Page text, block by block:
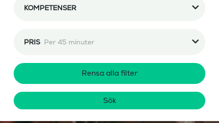
KOMPETENSER
PRIS Per 45 minuter
Rensa alla filter
Sök